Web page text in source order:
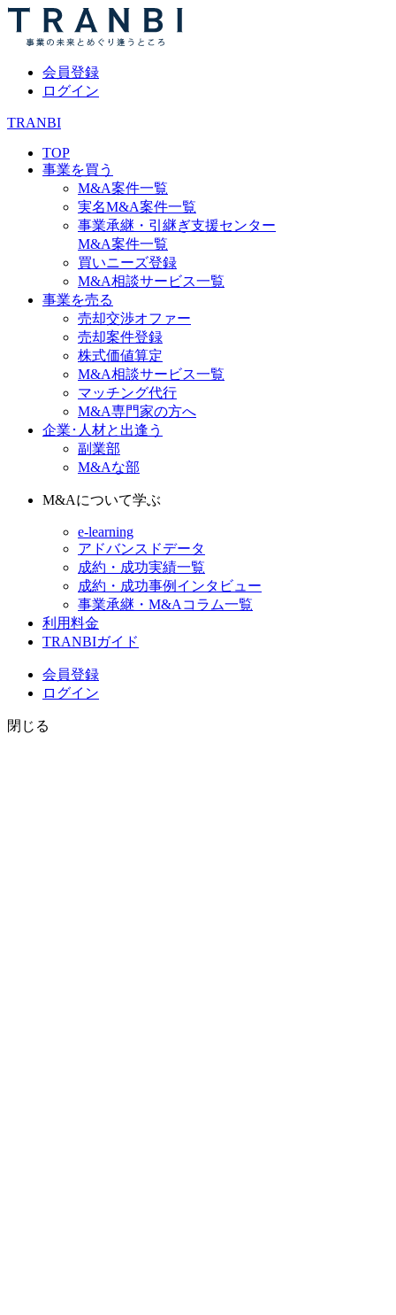
会員登録
ログイン
TRANBI
TOP
事業を買う
M&A案件一覧
実名M&A案件一覧
事業承継・引継ぎ支援センター
M&A案件一覧
買いニーズ登録
M&A相談サービス一覧
事業を売る
売却交渉オファー
売却案件登録
株式価値算定
M&A相談サービス一覧
マッチング代行
M&A専門家の方へ
企業･人材と出逢う
副業部
M&Aな部
M&Aについて学ぶ
e-learning
アドバンスドデータ
成約・成功実績一覧
成約・成功事例インタビュー
事業承継・M&Aコラム一覧
利用料金
TRANBIガイド
会員登録
ログイン
閉じる